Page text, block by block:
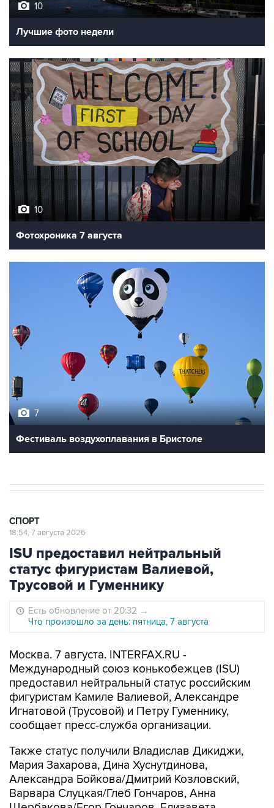
10
Лучшие фото недели
10
Фотохроника 7 августа
7
Фестиваль воздухоплавания в Бристоле
СПОРТ
18:54, 7 августа 2026
ISU предоставил нейтральный
статус фигуристам Валиевой,
Трусовой и Гуменнику
Есть обновление от 20:32 →
Что произошло за день: пятница, 7 августа
Москва. 7 августа. INTERFAX.RU -
Международный союз конькобежцев (ISU)
предоставил нейтральный статус российским
фигуристам Камиле Валиевой, Александре
Игнатовой (Трусовой) и Петру Гуменнику,
сообщает пресс-служба организации.
Также статус получили Владислав Дикиджи,
Мария Захарова, Дина Хуснутдинова,
Александра Бойкова/Дмитрий Козловский,
Варвара Слуцкая/Глеб Гончаров, Анна